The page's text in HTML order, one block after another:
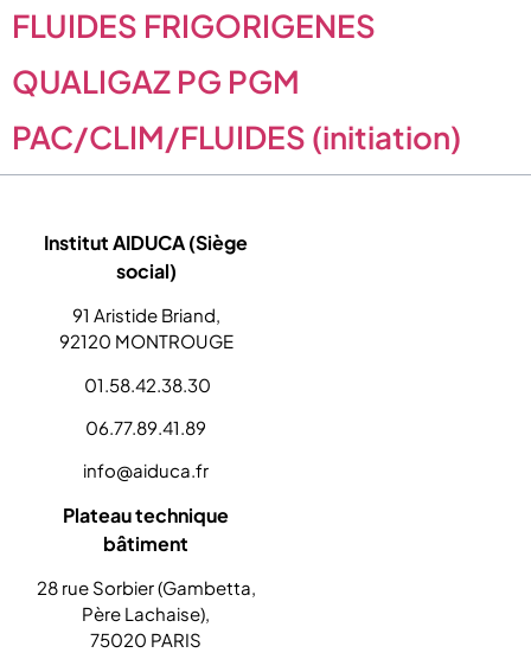
FLUIDES FRIGORIGENES
QUALIGAZ PG PGM
PAC/CLIM/FLUIDES (initiation)
Institut AIDUCA (Siège
social)
91 Aristide Briand,
92120 MONTROUGE
01.58.42.38.30
06.77.89.41.89
info@aiduca.fr
Plateau technique
bâtiment
28 rue Sorbier (Gambetta,
Père Lachaise),
75020 PARIS